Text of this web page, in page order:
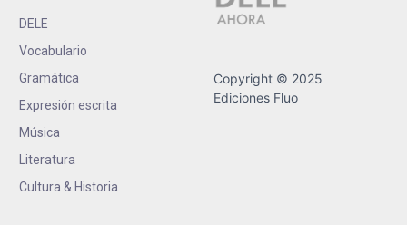
DELE
Vocabulario
Gramática
Expresión escrita
Música
Literatura
Cultura & Historia
Copyright © 2025
Ediciones Fluo